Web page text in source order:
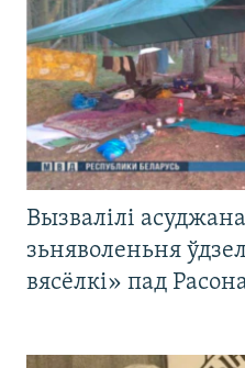
Вызвалілі
зьняволеньня
вясёлкі» пад